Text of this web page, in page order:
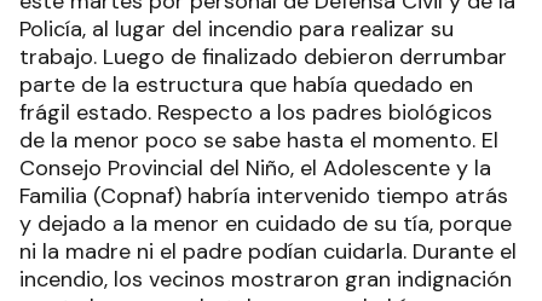
Policía, al lugar del incendio para realizar su
trabajo. Luego de finalizado debieron derrumbar
parte de la estructura que había quedado en
frágil estado. Respecto a los padres biológicos
de la menor poco se sabe hasta el momento. El
Consejo Provincial del Niño, el Adolescente y la
Familia (Copnaf) habría intervenido tiempo atrás
y dejado a la menor en cuidado de su tía, porque
ni la madre ni el padre podían cuidarla. Durante el
incendio, los vecinos mostraron gran indignación